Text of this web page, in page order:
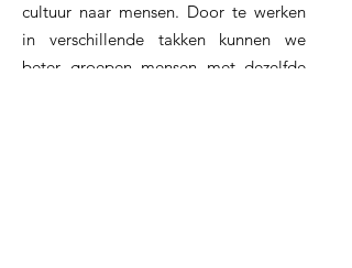
cultuur naar mensen. Door te werken
in verschillende takken kunnen we
beter groepen mensen met dezelfde